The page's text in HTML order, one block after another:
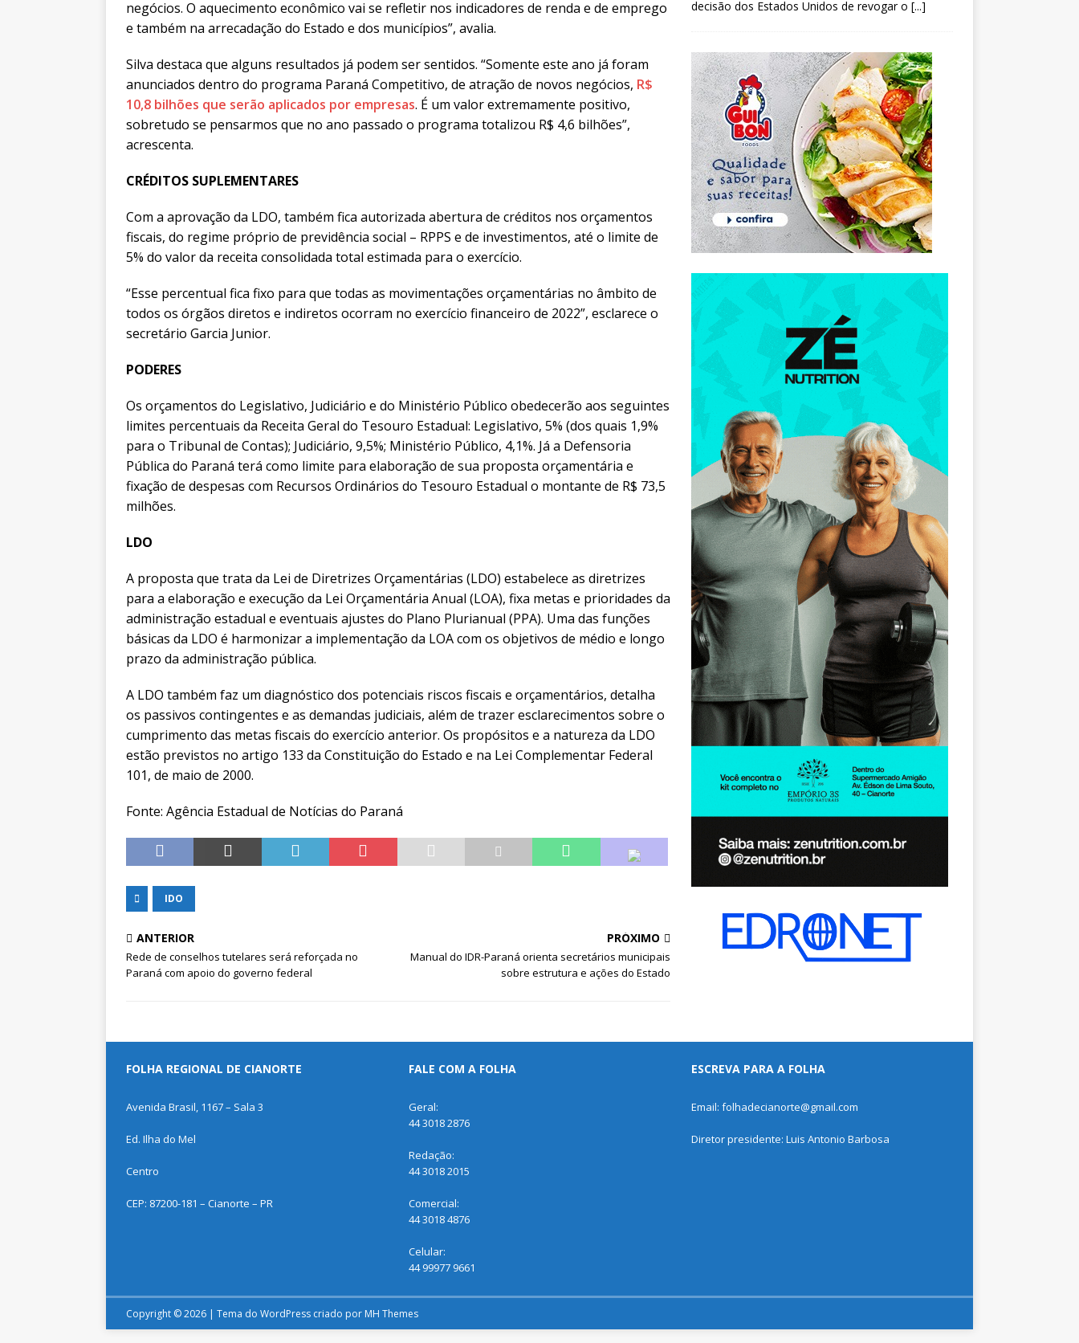
negócios. O aquecimento econômico vai se refletir nos indicadores de renda e de emprego
e também na arrecadação do Estado e dos municípios”, avalia.
Silva destaca que alguns resultados já podem ser sentidos. “Somente este ano já foram
anunciados dentro do programa Paraná Competitivo, de atração de novos negócios, R$
10,8 bilhões que serão aplicados por empresas. É um valor extremamente positivo,
sobretudo se pensarmos que no ano passado o programa totalizou R$ 4,6 bilhões”,
acrescenta.
CRÉDITOS SUPLEMENTARES
Com a aprovação da LDO, também fica autorizada abertura de créditos nos orçamentos
fiscais, do regime próprio de previdência social – RPPS e de investimentos, até o limite de
5% do valor da receita consolidada total estimada para o exercício.
“Esse percentual fica fixo para que todas as movimentações orçamentárias no âmbito de
todos os órgãos diretos e indiretos ocorram no exercício financeiro de 2022”, esclarece o
secretário Garcia Junior.
PODERES
Os orçamentos do Legislativo, Judiciário e do Ministério Público obedecerão aos seguintes
limites percentuais da Receita Geral do Tesouro Estadual: Legislativo, 5% (dos quais 1,9%
para o Tribunal de Contas); Judiciário, 9,5%; Ministério Público, 4,1%. Já a Defensoria
Pública do Paraná terá como limite para elaboração de sua proposta orçamentária e
fixação de despesas com Recursos Ordinários do Tesouro Estadual o montante de R$ 73,5
milhões.
LDO
A proposta que trata da Lei de Diretrizes Orçamentárias (LDO) estabelece as diretrizes
para a elaboração e execução da Lei Orçamentária Anual (LOA), fixa metas e prioridades da
administração estadual e eventuais ajustes do Plano Plurianual (PPA). Uma das funções
básicas da LDO é harmonizar a implementação da LOA com os objetivos de médio e longo
prazo da administração pública.
A LDO também faz um diagnóstico dos potenciais riscos fiscais e orçamentários, detalha
os passivos contingentes e as demandas judiciais, além de trazer esclarecimentos sobre o
cumprimento das metas fiscais do exercício anterior. Os propósitos e a natureza da LDO
estão previstos no artigo 133 da Constituição do Estado e na Lei Complementar Federal
101, de maio de 2000.
Fonte: Agência Estadual de Notícias do Paraná
IDO
ANTERIOR
Rede de conselhos tutelares será reforçada no
Paraná com apoio do governo federal
PRÓXIMO
Manual do IDR-Paraná orienta secretários municipais
sobre estrutura e ações do Estado
decisão dos Estados Unidos de revogar o [...]
FOLHA REGIONAL DE CIANORTE
Avenida Brasil, 1167 – Sala 3
Ed. Ilha do Mel
Centro
CEP: 87200-181 – Cianorte – PR
FALE COM A FOLHA
Geral:
44 3018 2876
Redação:
44 3018 2015
Comercial:
44 3018 4876
Celular:
44 99977 9661
ESCREVA PARA A FOLHA
Email: folhadecianorte@gmail.com
Diretor presidente: Luis Antonio Barbosa
Copyright © 2026 | Tema do WordPress criado por MH Themes